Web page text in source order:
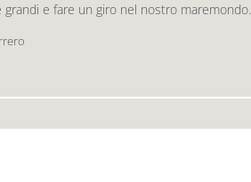
e fare un giro nel nostro maremondo.